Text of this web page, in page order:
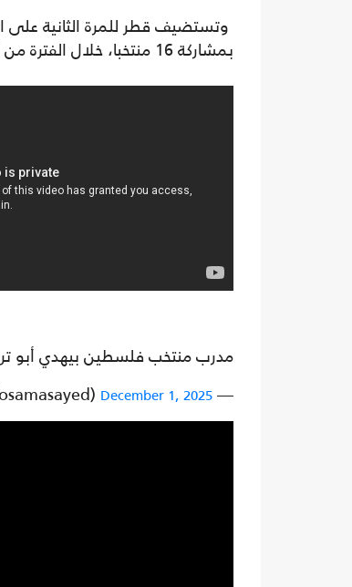
وتستضيف قطر للمرة الثانية على
بمشاركة 16 منتخبا، خلال الفترة من الأول وحتى 18 كانون الأول/ ديسمبر الجاري.
مدرب منتخب فلسطين بيهدي أبو
— Emad Osama (@emadosamasayed)
December 1, 2025